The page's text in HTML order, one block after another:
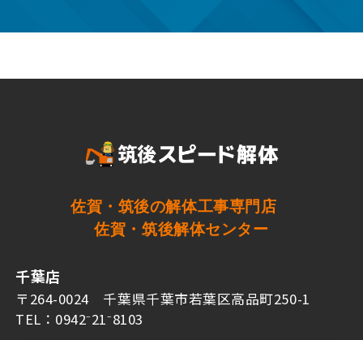
佐賀・筑後の解体工事専門店
佐賀・筑後解体センター
千葉店
〒264-0024 千葉県千葉市若葉区高品町250-1
TEL：0942⁻21⁻8103